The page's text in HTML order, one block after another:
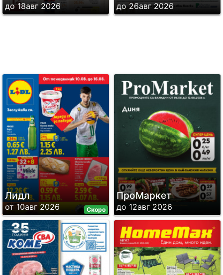
до 18авг 2026 до 26авг 2026
Скоро
Лидл
от 10авг 2026
ПроМаркет
до 12авг 2026